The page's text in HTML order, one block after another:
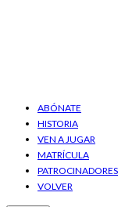
ABÓNATE
HISTORIA
VEN A JUGAR
MATRÍCULA
PATROCINADORES
VOLVER